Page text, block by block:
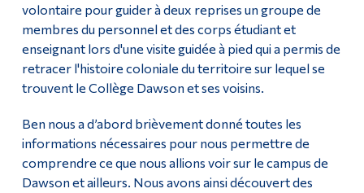
volontaire pour guider à deux reprises un groupe de
membres du personnel et des corps étudiant et
enseignant lors d'une visite guidée à pied qui a permis de
retracer l'histoire coloniale du territoire sur lequel se
trouvent le Collège Dawson et ses voisins.
Ben nous a d’abord brièvement donné toutes les
informations nécessaires pour nous permettre de
comprendre ce que nous allions voir sur le campus de
Dawson et ailleurs. Nous avons ainsi découvert des